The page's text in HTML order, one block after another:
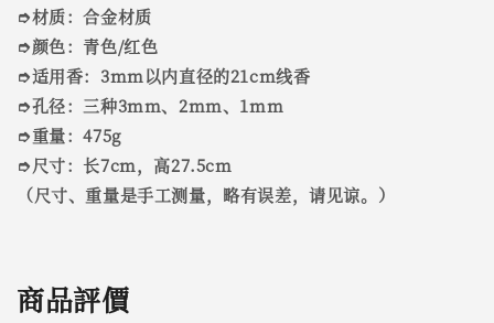
➮材质：合金材质
➮颜色：青色/红色
➮适用香：3mm以内直径的21cm线香
➮孔径：三种3mm、2mm、1mm
➮重量：475g
➮尺寸：长7cm，高27.5cm
（尺寸、重量是手工测量，略有误差，请见谅。）
商品評價